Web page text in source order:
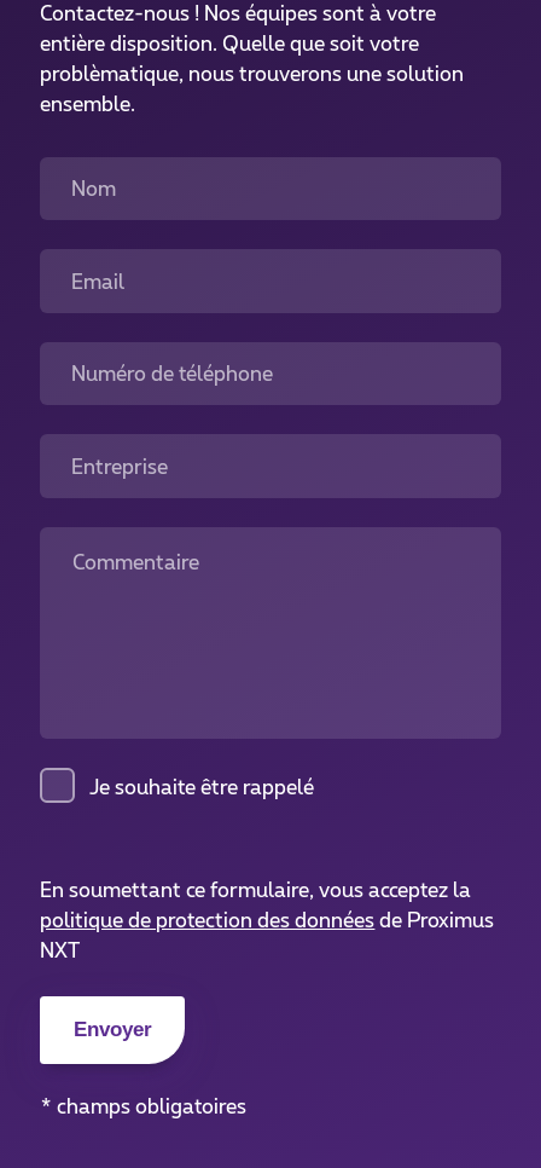
Contactez-nous ! Nos équipes sont à votre
entière disposition. Quelle que soit votre
problèmatique, nous trouverons une solution
ensemble.
Nom
Email
Numéro de téléphone
Entreprise
Commentaire
Je souhaite être rappelé
En soumettant ce formulaire, vous acceptez la
politique de protection des données de Proximus
NXT
* champs obligatoires